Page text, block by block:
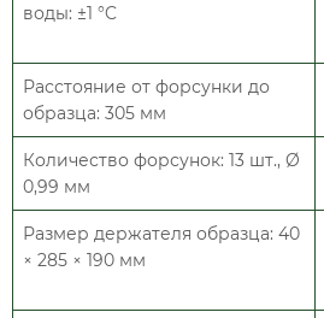
воды: ±1 °C
Расстояние от форсунки до
образца: 305 мм
Количество форсунок: 13 шт., Ø
0,99 мм
Размер держателя образца: 40
× 285 × 190 мм